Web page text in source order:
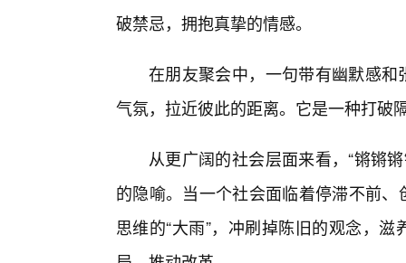
破禁忌，拥抱真挚的情感。
在朋友聚会中，一句带有幽默感和
气氛，拉近彼此的距离。它是一种打破
从更广阔的社会层面来看，“锵锵
的隐喻。当一个社会面临着停滞不前
思维的“大雨”，冲刷掉陈旧的观念，